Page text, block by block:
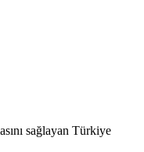
sağlayan Türkiye